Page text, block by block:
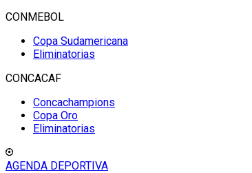
CONMEBOL
Copa Sudamericana
Eliminatorias
CONCACAF
Concachampions
Copa Oro
Eliminatorias
AGENDA DEPORTIVA